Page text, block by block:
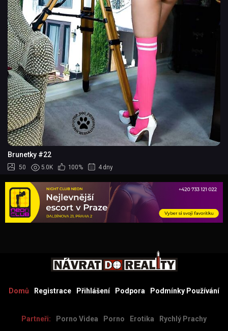
Brunetky #22
50 5.0K 100% 4 dny
Domů Registrace Přihlášení Podpora Podmínky Používání
Partneři: Porno Videa Porno Erotika
Rychlý Prachy